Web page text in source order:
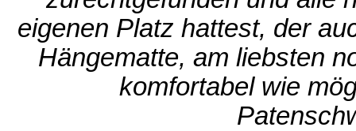
eigenen Platz hattest, der
Hängematte, am liebsten
komfortabel wie